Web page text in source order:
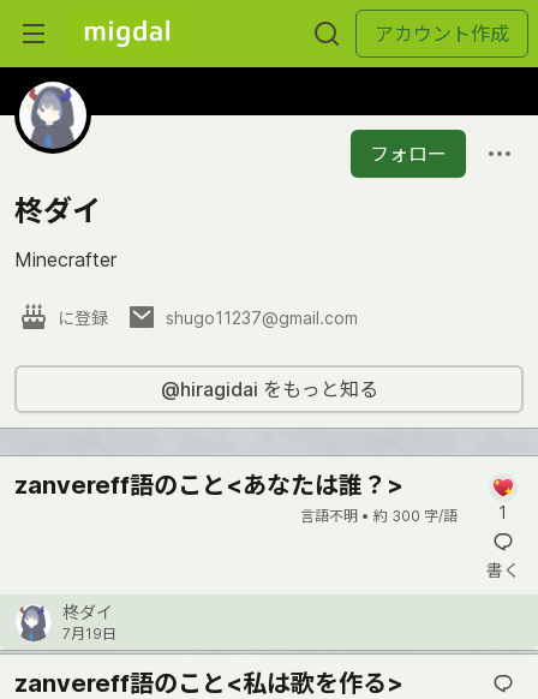
アカウント作成
フォロー
柊ダイ
Minecrafter
に登録 shugo11237@gmail.com
@hiragidai をもっと知る
zanvereff語のこと<あなたは誰？>
言語不明 • 約 300 字/語 1
書く
柊ダイ
7月19日
zanvereff語のこと<私は歌を作る>